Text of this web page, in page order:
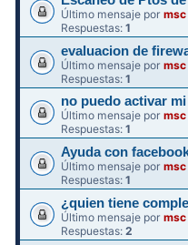
Último mensaje por
Respuestas:1
evaluacion de
Último mensaje por
Respuestas:1
no puedo activar
Último mensaje por
Respuestas:1
Ayuda con
Último mensaje por
Respuestas:1
¿quien tiene
Último mensaje por
Respuestas:2